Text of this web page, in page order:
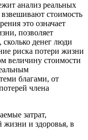
анализ реальных
стоимость
это означает
позволяет
денег люди
риска потери жизни
величину стоимости
благами, от
члена
затрат,
жизни и здоровья, в